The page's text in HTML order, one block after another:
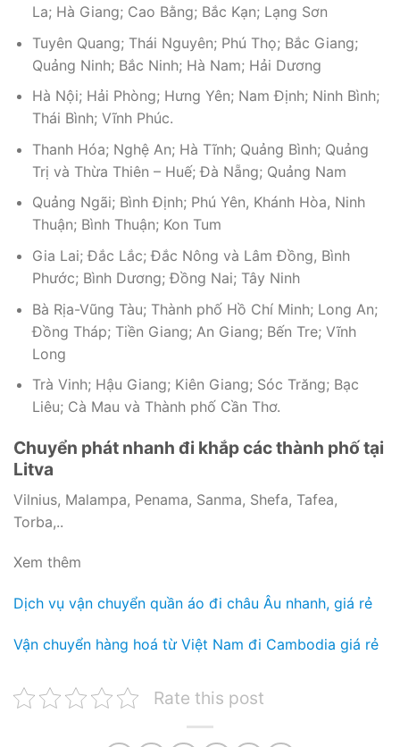
La; Hà Giang; Cao Bằng; Bắc Kạn; Lạng Sơn
Tuyên Quang; Thái Nguyên; Phú Thọ; Bắc Giang;
Quảng Ninh; Bắc Ninh; Hà Nam; Hải Dương
Hà Nội; Hải Phòng; Hưng Yên; Nam Định; Ninh Bình;
Thái Bình; Vĩnh Phúc.
Thanh Hóa; Nghệ An; Hà Tĩnh; Quảng Bình; Quảng
Trị và Thừa Thiên – Huế; Đà Nẵng; Quảng Nam
Quảng Ngãi; Bình Định; Phú Yên, Khánh Hòa, Ninh
Thuận; Bình Thuận; Kon Tum
Gia Lai; Đắc Lắc; Đắc Nông và Lâm Đồng, Bình
Phước; Bình Dương; Đồng Nai; Tây Ninh
Bà Rịa-Vũng Tàu; Thành phố Hồ Chí Minh; Long An;
Đồng Tháp; Tiền Giang; An Giang; Bến Tre; Vĩnh
Long
Trà Vinh; Hậu Giang; Kiên Giang; Sóc Trăng; Bạc
Liêu; Cà Mau và Thành phố Cần Thơ.
Chuyển phát nhanh đi khắp các thành phố tại
Litva
Vilnius, Malampa, Penama, Sanma, Shefa, Tafea,
Torba,..
Xem thêm
Dịch vụ vận chuyển quần áo đi châu Âu nhanh, giá rẻ
Vận chuyển hàng hoá từ Việt Nam đi Cambodia giá rẻ
Rate this post